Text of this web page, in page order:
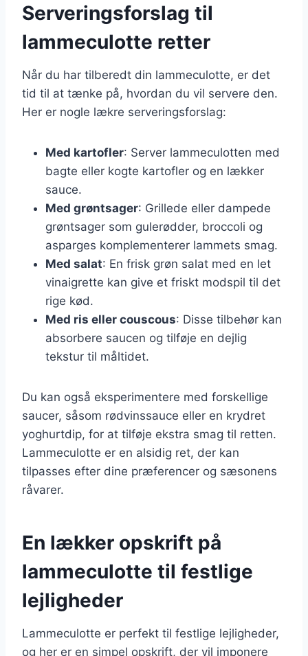
Serveringsforslag til
lammeculotte retter
Når du har tilberedt din lammeculotte, er det
tid til at tænke på, hvordan du vil servere den.
Her er nogle lækre serveringsforslag:
Med kartofler: Server lammeculotten med
bagte eller kogte kartofler og en lækker
sauce.
Med grøntsager: Grillede eller dampede
grøntsager som gulerødder, broccoli og
asparges komplementerer lammets smag.
Med salat: En frisk grøn salat med en let
vinaigrette kan give et friskt modspil til det
rige kød.
Med ris eller couscous: Disse tilbehør kan
absorbere saucen og tilføje en dejlig
tekstur til måltidet.
Du kan også eksperimentere med forskellige
saucer, såsom rødvinssauce eller en krydret
yoghurtdip, for at tilføje ekstra smag til retten.
Lammeculotte er en alsidig ret, der kan
tilpasses efter dine præferencer og sæsonens
råvarer.
En lækker opskrift på
lammeculotte til festlige
lejligheder
Lammeculotte er perfekt til festlige lejligheder,
og her er en simpel opskrift, der vil imponere